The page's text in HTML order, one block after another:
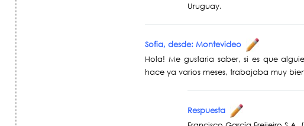
Uruguay.
Sofia, desde: Montevideo
Hola! Me gustaria saber, si es que
hace ya varios meses, trabajaba muy
Respuesta